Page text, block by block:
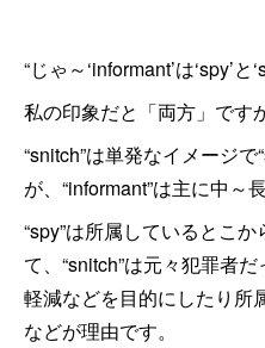
“じゃ～‘informant’は‘spy’
私の印象だと「両方」です
“snitch”は単発なイメージで
が、“informant”は主に中～長
“spy”は所属しているとこ
て、“snitch”は元々犯罪者
軽減などを目的にしたり所
などが理由です。